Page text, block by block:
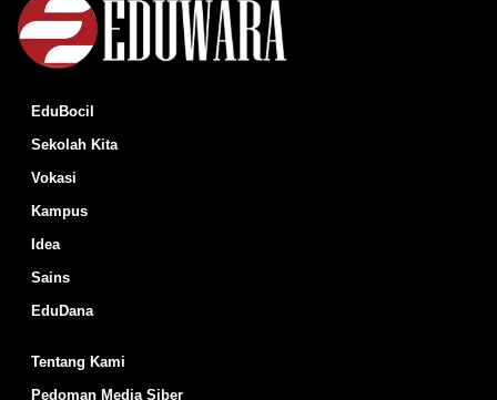
EduBocil
Sekolah Kita
Vokasi
Kampus
Idea
Sains
EduDana
Tentang Kami
Pedoman Media Siber